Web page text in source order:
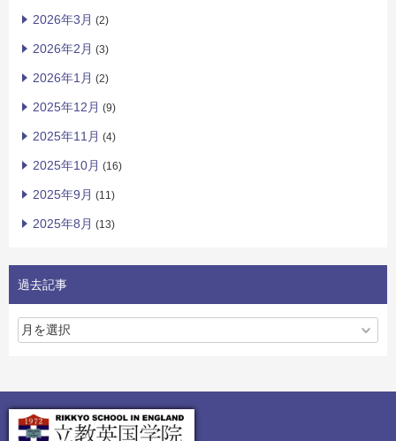
2026年3月 (2)
2026年2月 (3)
2026年1月 (2)
2025年12月 (9)
2025年11月 (4)
2025年10月 (16)
2025年9月 (11)
2025年8月 (13)
過去記事